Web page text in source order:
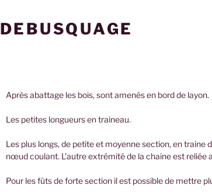
DEBUSQUAGE
Après abattage les bois, sont amenés en bord de layon.
Les petites longueurs en traineau.
Les plus longs, de petite et moyenne section, en traine
nœud coulant. L’autre extrémité de la chaine est reliée
Pour les fûts de forte section il est possible de mettre